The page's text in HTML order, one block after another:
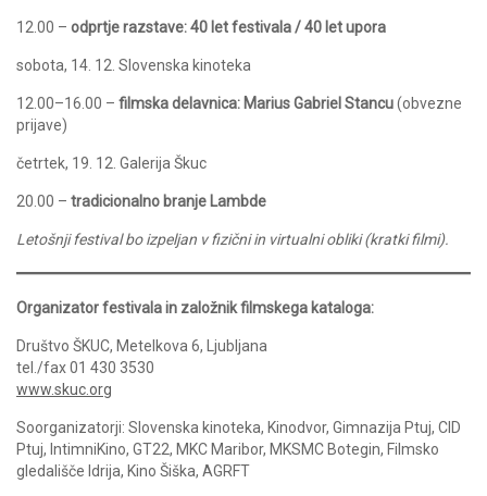
12.00 – odprtje razstave: 40 let festivala / 40 let upora
sobota, 14. 12. Slovenska kinoteka
12.00–16.00 – filmska delavnica: Marius Gabriel Stancu(obvezne
prijave)
četrtek, 19. 12. Galerija Škuc
20.00 – tradicionalno branje Lambde
Letošnji festival bo izpeljan v fizični in virtualni obliki (kratki filmi).
Organizator festivala in založnik filmskega kataloga:
Društvo ŠKUC, Metelkova 6, Ljubljana
tel./fax 01 430 3530
www.skuc.org
Soorganizatorji: Slovenska kinoteka, Kinodvor, Gimnazija Ptuj, CID
Ptuj, IntimniKino, GT22, MKC Maribor, MKSMC Botegin, Filmsko
gledališče Idrija, Kino Šiška, AGRFT